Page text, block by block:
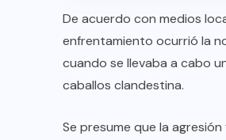
De acuerdo con medios
enfrentamiento ocurrió la
cuando se llevaba a cabo
caballos clandestina.
Se presume que la